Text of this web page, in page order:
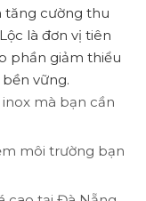
tăng cường thu
là đơn vị tiên
phần giảm thiểu
vững.
mà bạn cần
môi trường bạn